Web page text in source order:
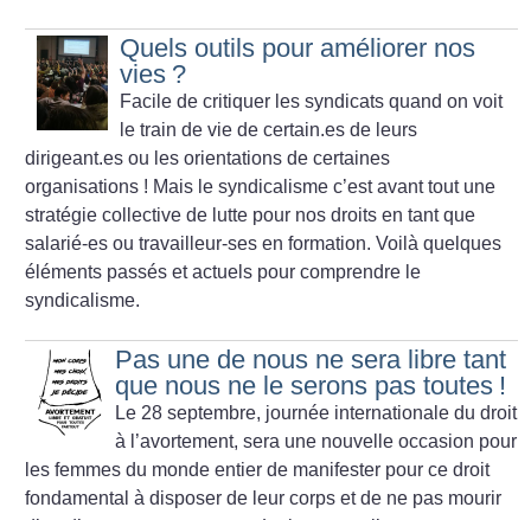
Quels outils pour améliorer nos
vies ?
Facile de critiquer les syndicats quand on voit
le train de vie de certain.es de leurs
dirigeant.es ou les orientations de certaines
organisations ! Mais le syndicalisme c’est avant tout une
stratégie collective de lutte pour nos droits en tant que
salarié-es ou travailleur-ses en formation. Voilà quelques
éléments passés et actuels pour comprendre le
syndicalisme.
Pas une de nous ne sera libre tant
que nous ne le serons pas toutes !
Le 28 septembre, journée internationale du droit
à l’avortement, sera une nouvelle occasion pour
les femmes du monde entier de manifester pour ce droit
fondamental à disposer de leur corps et de ne pas mourir